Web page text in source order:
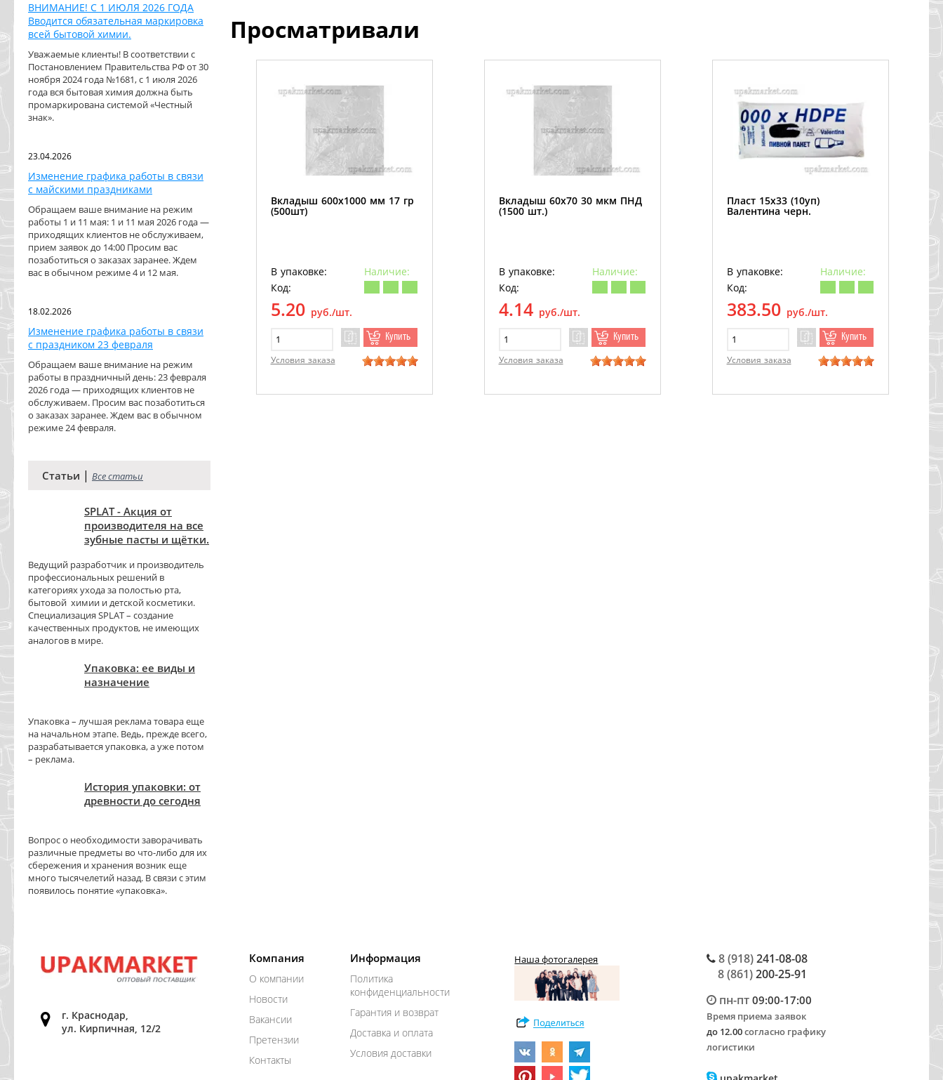
ВНИМАНИЕ! С 1 ИЮЛЯ 2026 ГОДА
Вводится обязательная маркировка
всей бытовой химии.
Уважаемые клиенты! В соответствии с
Постановлением Правительства РФ от 30
ноября 2024 года №1681, с 1 июля 2026
года вся бытовая химия должна быть
промаркирована системой «Честный
знак».
23.04.2026
Изменение графика работы в связи
с майскими праздниками
Обращаем ваше внимание на режим
работы 1 и 11 мая: 1 и 11 мая 2026 года —
приходящих клиентов не обслуживаем,
прием заявок до 14:00 Просим вас
позаботиться о заказах заранее. Ждем
вас в обычном режиме 4 и 12 мая.
18.02.2026
Изменение графика работы в связи
с праздником 23 февраля
Обращаем ваше внимание на режим
работы в праздничный день: 23 февраля
2026 года — приходящих клиентов не
обслуживаем. Просим вас позаботиться
о заказах заранее. Ждем вас в обычном
режиме 24 февраля.
Статьи | Все статьи
SPLAT - Акция от
производителя на все
зубные пасты и щётки.
Ведущий разработчик и производитель
профессиональных решений в
категориях ухода за полостью рта,
бытовой химии и детской косметики.
Специализация SPLAT – создание
качественных продуктов, не имеющих
аналогов в мире.
Упаковка: ее виды и
назначение
Упаковка – лучшая реклама товара еще
на начальном этапе. Ведь, прежде всего,
разрабатывается упаковка, а уже потом
– реклама.
История упаковки: от
древности до сегодня
Вопрос о необходимости заворачивать
различные предметы во что-либо для их
сбережения и хранения возник еще
много тысячелетий назад. В связи с этим
появилось понятие «упаковка».
Просматривали
Вкладыш 600х1000 мм 17 гр
(500шт)
В упаковке:
Наличие:
Код:
5.20 руб./шт.
Купить
Условия заказа
Вкладыш 60х70 30 мкм ПНД
(1500 шт.)
В упаковке:
Наличие:
Код:
4.14 руб./шт.
Купить
Условия заказа
Пласт 15х33 (10уп)
Валентина черн.
В упаковке:
Наличие:
Код:
383.50 руб./шт.
Купить
Условия заказа
г. Краснодар,
ул. Кирпичная, 12/2
Компания
О компании
Новости
Вакансии
Претензии
Контакты
Информация
Политика
конфиденциальности
Гарантия и возврат
Доставка и оплата
Условия доставки
Наша фотогалерея 8 (918)241-08-08
8 (861)200-25-91
пн-пт09:00-17:00
Время приема заявок
до 12.00согласно графику
логистики